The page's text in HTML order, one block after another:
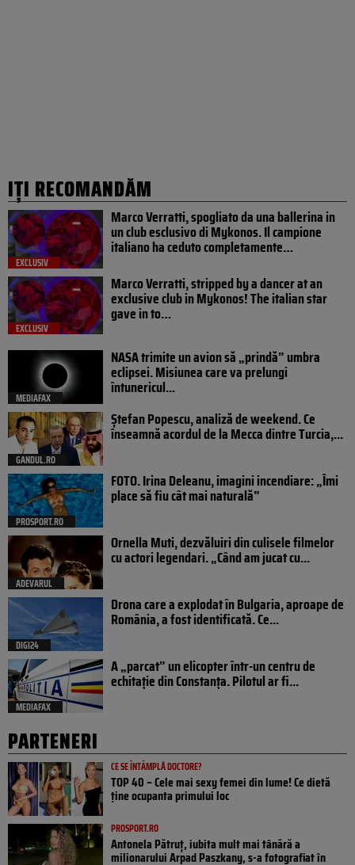
IȚI RECOMANDĂM
EXCLUSIV
Marco Verratti, spogliato da una ballerina in
un club esclusivo di Mykonos. Il campione
italiano ha ceduto completamente…
EXCLUSIV
Marco Verratti, stripped by a dancer at an
exclusive club in Mykonos! The italian star
gave in to…
MEDIAFAX
NASA trimite un avion să „prindă” umbra
eclipsei. Misiunea care va prelungi
întunericul...
GANDUL.RO
Ștefan Popescu, analiză de weekend. Ce
înseamnă acordul de la Mecca dintre Turcia,...
PROSPORT.RO
FOTO. Irina Deleanu, imagini incendiare: „Îmi
place să fiu cât mai naturală”
ADEVARUL
Ornella Muti, dezvăluiri din culisele filmelor
cu actori legendari. „Când am jucat cu...
DIGI24
Drona care a explodat în Bulgaria, aproape de
România, a fost identificată. Ce...
MEDIAFAX
A „parcat” un elicopter într-un centru de
echitație din Constanța. Pilotul ar fi...
PARTENERI
CE SE ÎNTÂMPLĂ DOCTORE?
TOP 40 – Cele mai sexy femei din lume! Ce dietă
ține ocupanta primului loc
PROSPORT.RO
Antonela Pătruț, iubita mult mai tânără a
milionarului Arpad Paszkany, s-a fotografiat în